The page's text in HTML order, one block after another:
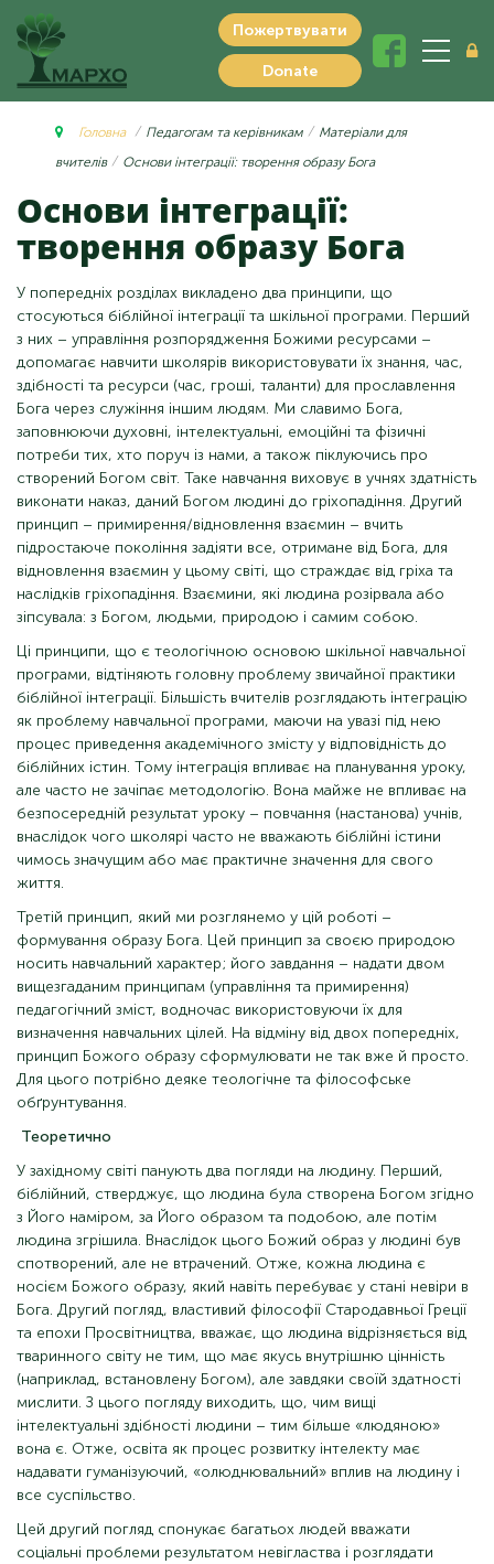
Пожертвувати
Donate
Головна Педагогам та керівникам
Матеріали для
вчителів
Основи інтеграції: творення образу Бога
Основи інтеграції:
творення образу Бога
У попередніх розділах викладено два принципи, що
стосуються біблійної інтеграції та шкільної програми. Перший
з них – управління розпорядження Божими ресурсами –
допомагає навчити школярів використовувати їх знання, час,
здібності та ресурси (час, гроші, таланти) для прославлення
Бога через служіння іншим людям. Ми славимо Бога,
заповнюючи духовні, інтелектуальні, емоційні та фізичні
потреби тих, хто поруч із нами, а також піклуючись про
створений Богом світ. Таке навчання виховує в учнях здатність
виконати наказ, даний Богом людині до гріхопадіння. Другий
принцип – примирення/відновлення взаємин – вчить
підростаюче покоління задіяти все, отримане від Бога, для
відновлення взаємин у цьому світі, що страждає від гріха та
наслідків гріхопадіння. Взаємини, які людина розірвала або
зіпсувала: з Богом, людьми, природою і самим собою.
Ці принципи, що є теологічною основою шкільної навчальної
програми, відтіняють головну проблему звичайної практики
біблійної інтеграції. Більшість вчителів розглядають інтеграцію
як проблему навчальної програми, маючи на увазі під нею
процес приведення академічного змісту у відповідність до
біблійних істин. Тому інтеграція впливає на планування уроку,
але часто не зачіпає методологію. Вона майже не впливає на
безпосередній результат уроку – повчання (настанова) учнів,
внаслідок чого школярі часто не вважають біблійні істини
чимось значущим або має практичне значення для свого
життя.
Третій принцип, який ми розглянемо у цій роботі –
формування образу Бога. Цей принцип за своєю природою
носить навчальний характер; його завдання – надати двом
вищезгаданим принципам (управління та примирення)
педагогічний зміст, водночас використовуючи їх для
визначення навчальних цілей. На відміну від двох попередніх,
принцип Божого образу сформулювати не так вже й просто.
Для цього потрібно деяке теологічне та філософське
обґрунтування.
Теоретично
У західному світі панують два погляди на людину. Перший,
біблійний, стверджує, що людина була створена Богом згідно
з Його наміром, за Його образом та подобою, але потім
людина згрішила. Внаслідок цього Божий образ у людині був
спотворений, але не втрачений. Отже, кожна людина є
носієм Божого образу, який навіть перебуває у стані невіри в
Бога. Другий погляд, властивий філософії Стародавньої Греції
та епохи Просвітництва, вважає, що людина відрізняється від
тваринного світу не тим, що має якусь внутрішню цінність
(наприклад, встановлену Богом), але завдяки своїй здатності
мислити. З цього погляду виходить, що, чим вищі
інтелектуальні здібності людини – тим більше «людяною»
вона є. Отже, освіта як процес розвитку інтелекту має
надавати гуманізуючий, «олюднювальний» вплив на людину і
все суспільство.
Цей другий погляд спонукає багатьох людей вважати
соціальні проблеми результатом невігластва і розглядати